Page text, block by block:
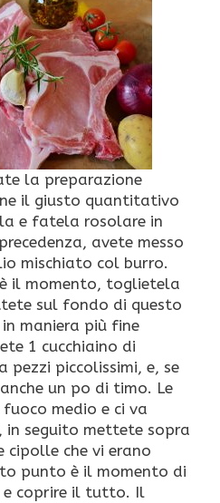
la preparazione
il giusto quantitativo
e fatela rosolare in
avete messo
mischiato col burro.
il momento, toglietela
sul fondo di questo
maniera più fine
1 cucchiaino di
piccolissimi, e, se
un po di timo. Le
medio e ci va
in seguito mettete sopra
cipolle che vi erano
punto è il momento di
e coprire il tutto. Il